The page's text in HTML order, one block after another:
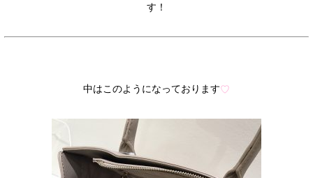
す！
中はこのようになっております♡